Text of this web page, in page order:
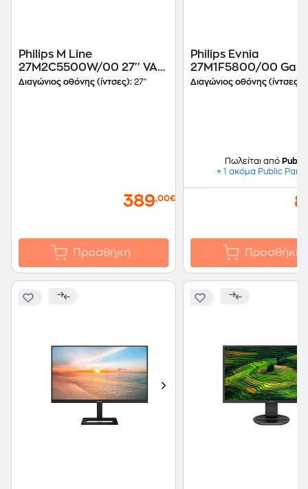
Philips M Line
27M2C5500W/00 27'' VA
Curved 240Hz 1ms
Διαγώνιος οθόνης (ίντσες): 27"
389,00€
Προσθήκη
Philips Evnia
27M1F5800/00
Monitor 27'' 4K UHD
Διαγώνιος οθόνης (ίντσες):
Πωλείται από Public
+ 1 ακόμα Public
Προσθήκη